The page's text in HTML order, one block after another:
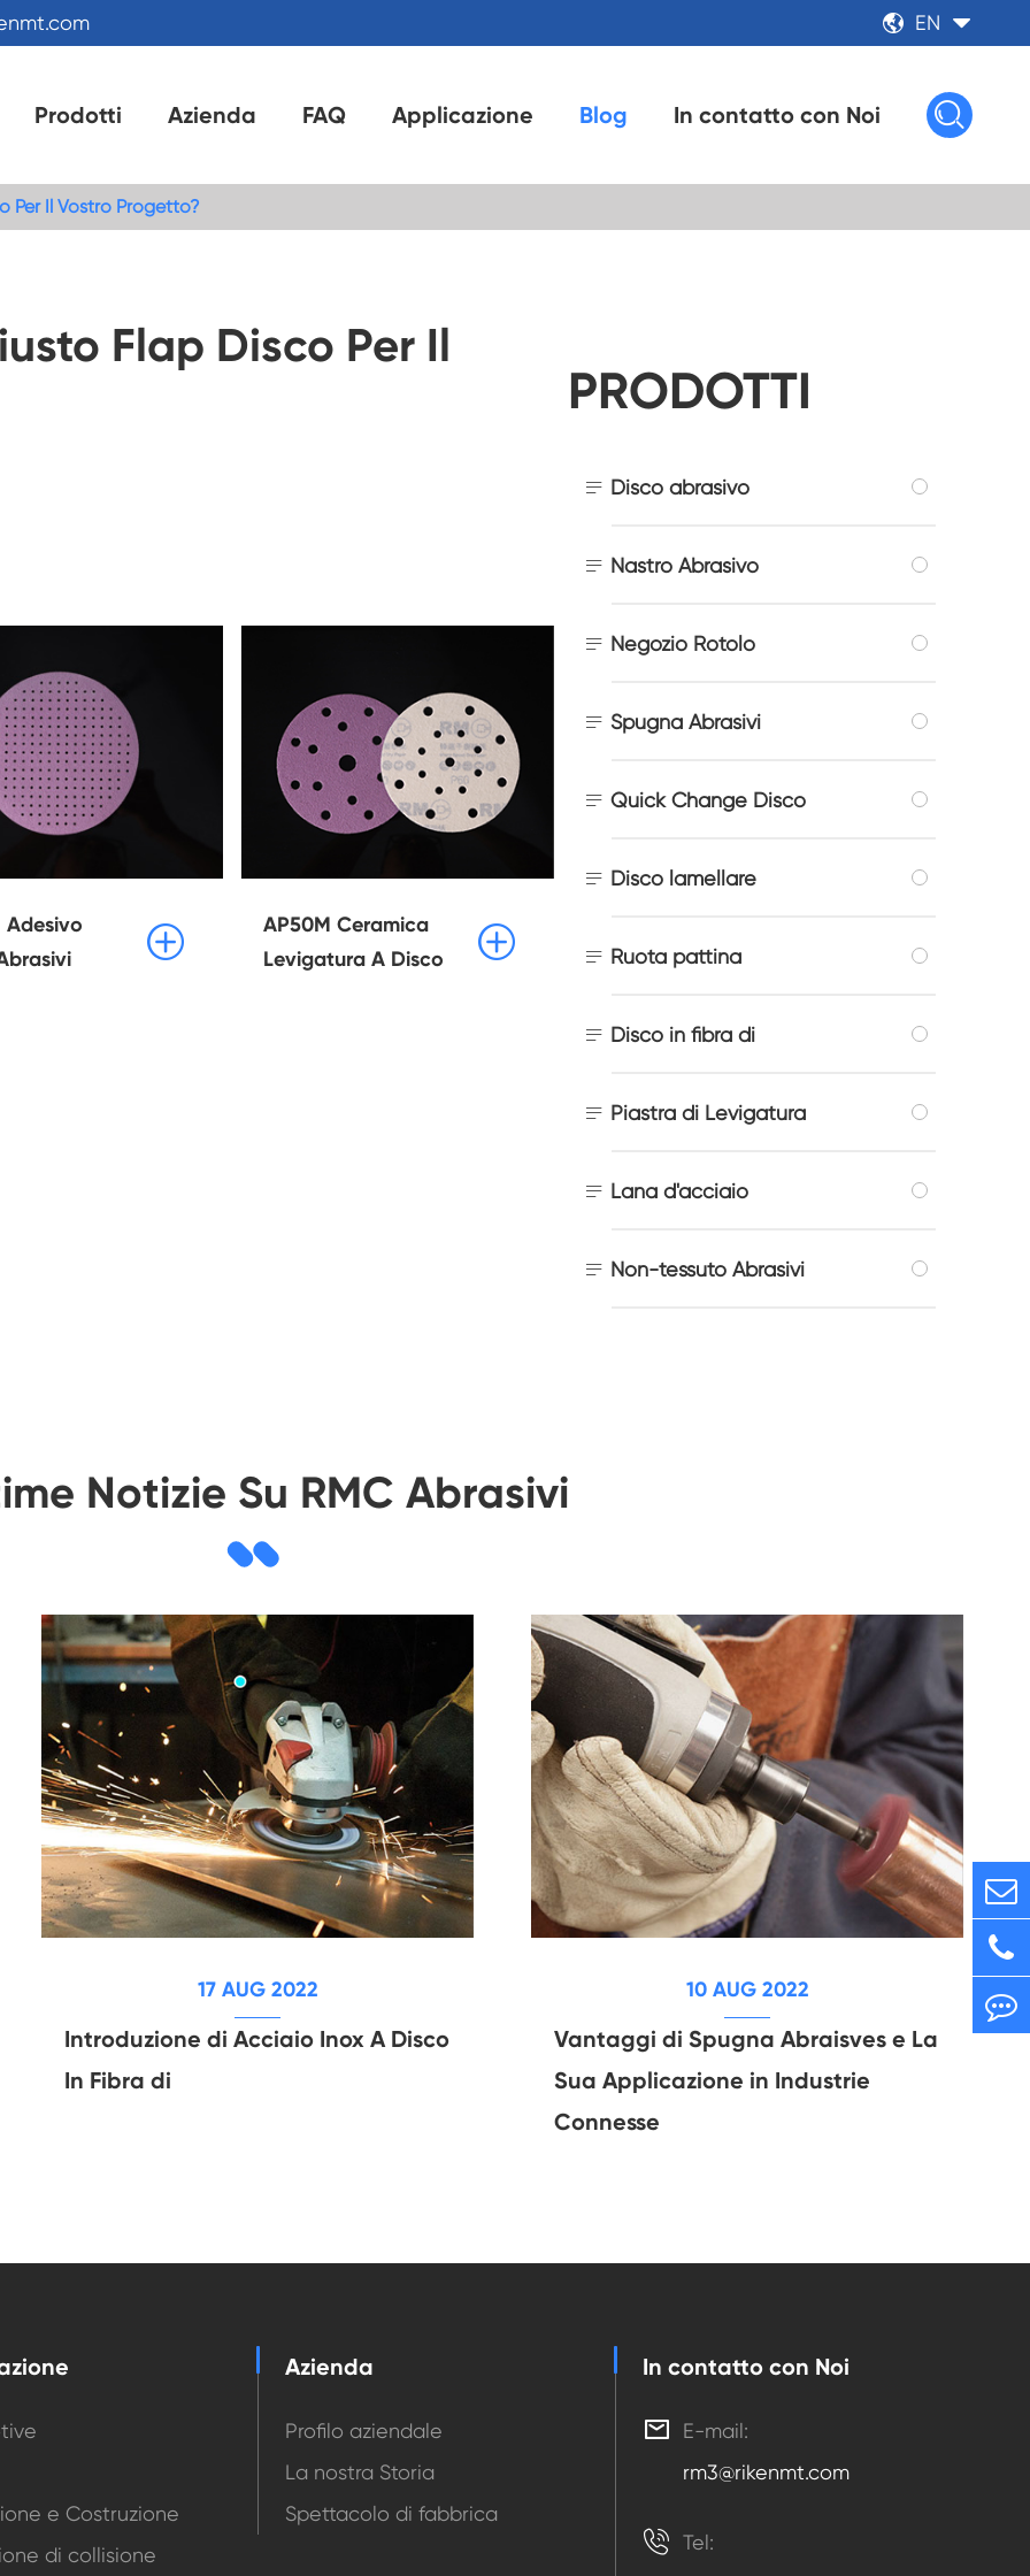
 EN 
Prodotti Azienda FAQ Applicazione Blog In contatto con Noi 
Per Il Vostro Progetto?
Flap Disco Per Il
Adesivo

AP50M Ceramica
Levigatura A Disco

PRODOTTI
 Disco abrasivo
 Nastro Abrasivo
 Negozio Rotolo
 Spugna Abrasivi
 Quick Change Disco
 Disco lamellare
 Ruota pattina
 Disco in fibra di
 Piastra di Levigatura
 Lana d'acciaio
 Non-tessuto Abrasivi
Notizie Su RMC Abrasivi
17 AUG 2022
Introduzione di Acciaio Inox A Disco
In Fibra di
10 AUG 2022
Vantaggi di Spugna Abraisves e La
Sua Applicazione in Industrie
Connesse
e Costruzione
di collisione
Azienda
Profilo aziendale
La nostra Storia
Spettacolo di fabbrica
In contatto con Noi

E-mail:
rm3@rikenmt.com
 Tel: